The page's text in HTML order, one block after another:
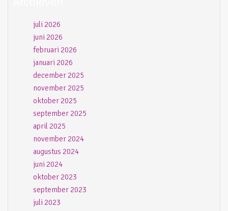
juli 2026
juni 2026
februari 2026
januari 2026
december 2025
november 2025
oktober 2025
september 2025
april 2025
november 2024
augustus 2024
juni 2024
oktober 2023
september 2023
juli 2023